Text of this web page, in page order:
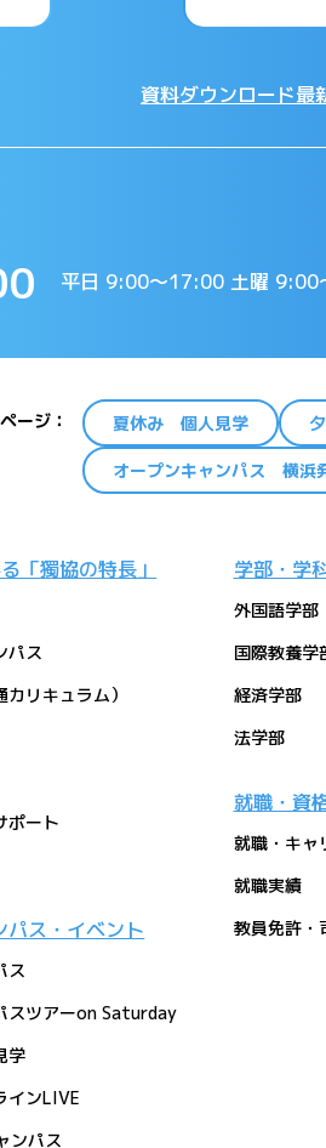
資料ダウンロード最
平日 9:00〜17:00 土曜 9:00
ージ 夏休み 個人見学
オープンキャンパス 横浜
「獨協の特長」
パス
リキュラム）
ポート
パス・イベント
ス
スツアーon Saturday
学
インLIVE
ンパス
学部・学
外国語学部
国際教養学
経済学部
法学部
就職・資
就職・キャ
就職実績
教員免許・